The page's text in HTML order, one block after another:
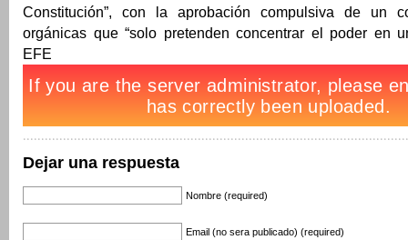
Constitución”, con la aprobación compulsiva de un
orgánicas que “solo pretenden concentrar el poder en
EFE
Dejar una respuesta
Nombre (required)
Email (no sera publicado) (required)